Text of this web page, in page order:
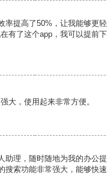
率提高了50%，让我能够更轻
有了这个app，我可以提前
大，使用起来非常方便。
助理，随时随地为我的办公
搜索功能非常强大，能够快速